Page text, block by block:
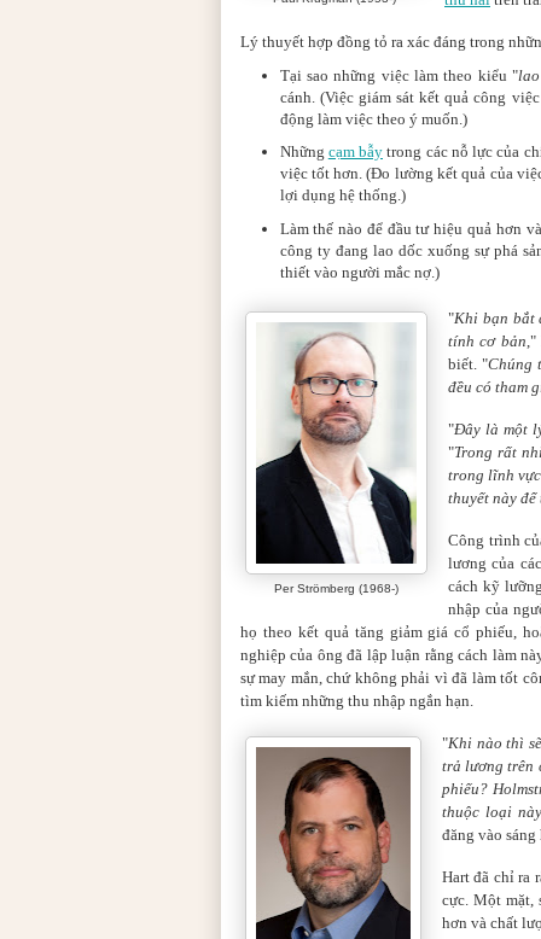
Lý thuyết hợp đồng tỏ ra xác đáng trong
Tại sao những việc làm theo kiểu "
cánh. (Việc giám sát kết quả công
động làm việc theo ý muốn.)
Những cạm bẫy trong các nỗ lực của
việc tốt hơn. (Đo lường kết quả của
lợi dụng hệ thống.)
Làm thế nào để đầu tư hiệu quả hơn
công ty đang lao dốc xuống sự phá
thiết vào người mắc nợ.)
Per Strömberg (1968-)
"Khi bạn bắt
tính cơ bản,"
biết. "Chúng
đều có tham
"Đây là một
"Trong rất
trong lĩnh
thuyết này
Công trình
lương của
cách kỹ
nhập của
họ theo kết quả tăng giảm giá cổ phiếu,
nghiệp của ông đã lập luận rằng cách làm
sự may mắn, chứ không phải vì đã làm tốt
tìm kiếm những thu nhập ngắn hạn.
"Khi nào thì
trả lương trên
phiếu?
thuộc loại này
đăng vào
Hart đã chỉ ra
cực. Một mặt,
hơn và chất